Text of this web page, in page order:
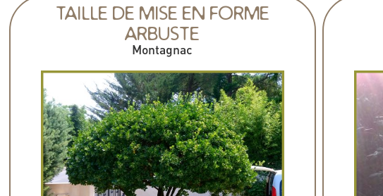
TAILLE DE MISE EN FORME
ARBUSTE
Montagnac